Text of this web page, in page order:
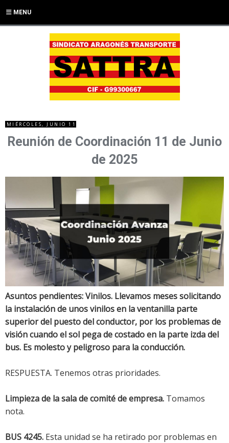
MENU
MIÉRCOLES, JUNIO 11
Reunión de Coordinación 11 de Junio
de 2025
Asuntos pendientes: Vinilos. Llevamos meses solicitando
la instalación de unos vinilos en la ventanilla parte
superior del puesto del conductor, por los problemas de
visión cuando el sol pega de costado en la parte izda del
bus. Es molesto y peligroso para la conducción.
RESPUESTA. Tenemos otras prioridades.
Limpieza de la sala de comité de empresa. Tomamos
nota.
BUS 4245. Esta unidad se ha retirado por problemas en